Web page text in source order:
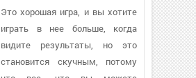
Это хорошая игра, и вы хотите
играть в нее больше, когда
видите результаты, но это
становится скучным, потому